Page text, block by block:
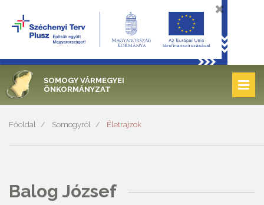
SOMOGY VÁRMEGYEI
ÖNKORMÁNYZAT
Főoldal Somogyról Életrajzok
Balog József